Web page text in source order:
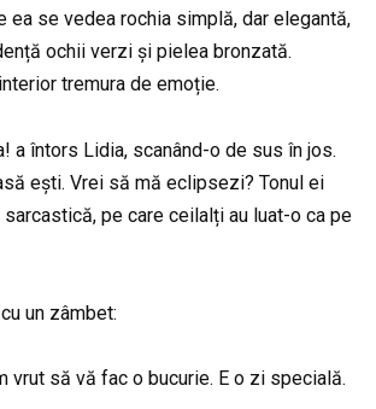
ea se vedea rochia simplă, dar elegantă,
ochii verzi și pielea bronzată.
tremura de emoție.
a întors Lidia, scanând-o de sus în jos.
ești. Vrei să mă eclipsezi? Tonul ei
pe care ceilalți au luat-o ca pe
un zâmbet:
vrut să vă fac o bucurie. E o zi specială.